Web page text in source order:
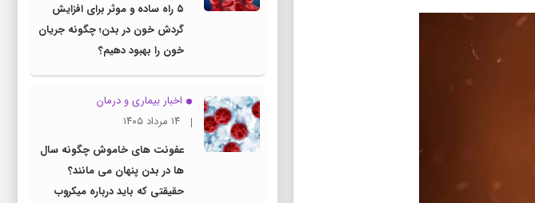
۵ راه ساده و موثر برای افزایش
گردش خون در بدن؛ چگونه جریان
خون را بهبود دهیم؟
اخبار بیماری و درمان
۱۴ مرداد ۱۴۰۵
عفونت های خاموش چگونه سال
ها در بدن پنهان می مانند؟
حقیقتی که باید درباره میکروب